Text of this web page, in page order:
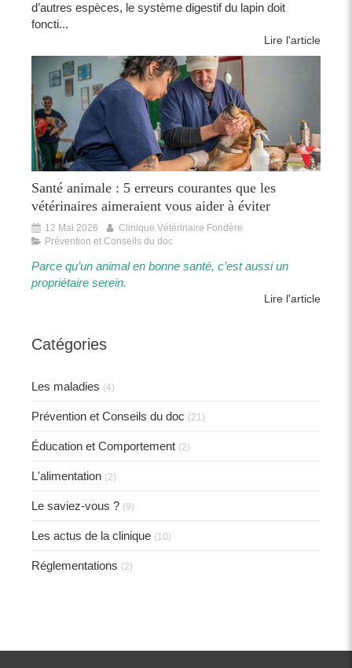
d’autres espèces, le système digestif du lapin doit
foncti...
Lire l'article
Santé animale : 5 erreurs courantes que les
vétérinaires aimeraient vous aider à éviter
12 Mai 2026
Clinique Vétérinaire Fondère
Prévention et Conseils du doc
Parce qu’un animal en bonne santé, c’est aussi un
propriétaire serein.​​
Lire l'article
Catégories
Les maladies (4)
Prévention et Conseils du doc (21)
Éducation et Comportement (2)
L'alimentation (2)
Le saviez-vous ? (9)
Les actus de la clinique (10)
Réglementations (2)